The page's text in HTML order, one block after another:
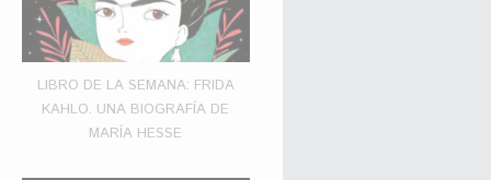
LIBRO DE LA SEMANA: FRIDA
KAHLO. UNA BIOGRAFÍA DE
MARÍA HESSE